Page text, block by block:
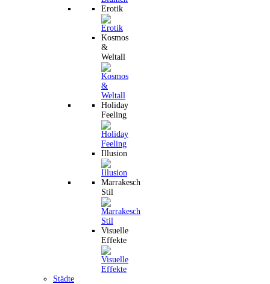
Erotik
Kosmos
&
Weltall
Holiday
Feeling
Illusion
Marrakesch
Stil
Visuelle
Effekte
Städte